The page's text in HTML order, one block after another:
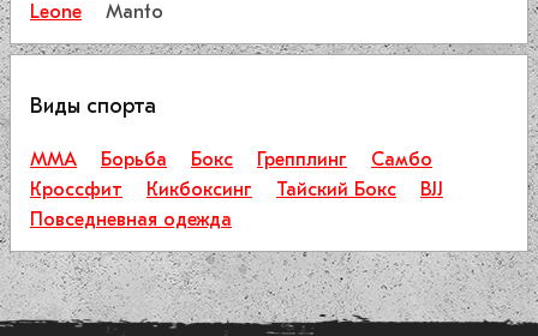
Leone Manto
Виды спорта
ММА Борьба Бокс Грепплинг
Самбо
Кроссфит
Кикбоксинг Тайский Бокс
BJJ
Повседневная одежда